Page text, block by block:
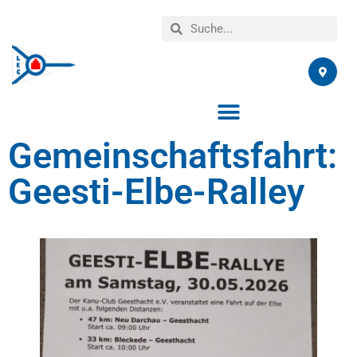
Gemeinschaftsfahrt:
Geesti-Elbe-Ralley